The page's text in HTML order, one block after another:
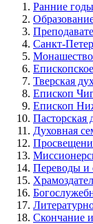
Ранние
Санкт-
Монашество
Тверская
Епископ
Епископ
Пасторская
Духовная
Переводы и
Скончание